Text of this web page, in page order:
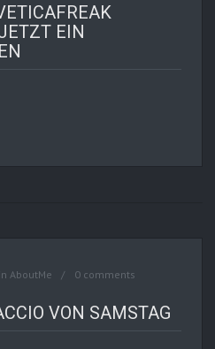
EIN
in AboutMe 0 comments
VON SAMSTAG